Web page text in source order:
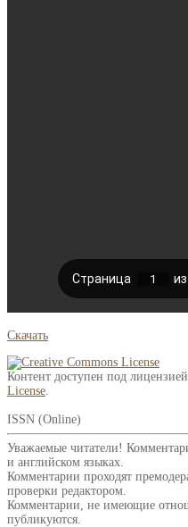
Скачать
Контент доступен под лицензией
License
ISSN (Online)
Уважаемые читатели!
и английском языках.
Комментарии проходят
проверки редактором.
Комментарии, не имеющие
публикуются.